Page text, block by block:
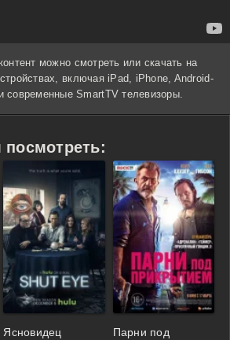
можно смотреть или скачать на
включая iPad, iPhone, Android-
современные SmartTV телевизоры.
Ясновидец
Парни под